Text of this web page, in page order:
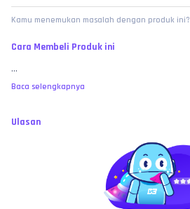
Kamu menemukan masalah dengan produk ini?
Cara Membeli Produk ini
...
Baca selengkapnya
Ulasan